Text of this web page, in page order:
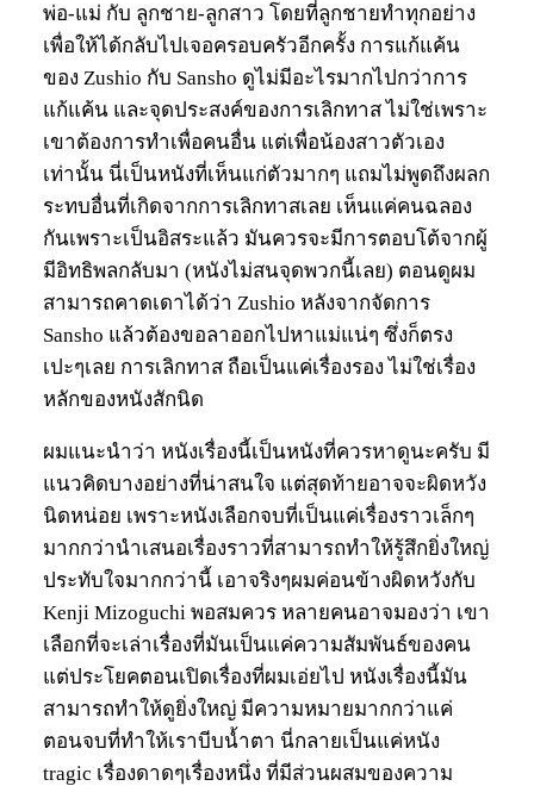
พ่อ-แม่ กับ ลูกชาย-ลูกสาว โดยที่ลูกชายทำทุกอย่าง
เพื่อให้ได้กลับไปเจอครอบครัวอีกครั้ง การแก้แค้น
ของ Zushio กับ Sansho ดูไม่มีอะไรมากไปกว่าการ
แก้แค้น และจุดประสงค์ของการเลิกทาส ไม่ใช่เพราะ
เขาต้องการทำเพื่อคนอื่น แต่เพื่อน้องสาวตัวเอง
เท่านั้น นี่เป็นหนังที่เห็นแก่ตัวมากๆ แถมไม่พูดถึงผลก
ระทบอื่นที่เกิดจากการเลิกทาสเลย เห็นแค่คนฉลอง
กันเพราะเป็นอิสระแล้ว มันควรจะมีการตอบโต้จากผู้
มีอิทธิพลกลับมา (หนังไม่สนจุดพวกนี้เลย) ตอนดูผม
สามารถคาดเดาได้ว่า Zushio หลังจากจัดการ
Sansho แล้วต้องขอลาออกไปหาแม่แน่ๆ ซึ่งก็ตรง
เปะๆเลย การเลิกทาส ถือเป็นแค่เรื่องรอง ไม่ใช่เรื่อง
หลักของหนังสักนิด
ผมแนะนำว่า หนังเรื่องนี้เป็นหนังที่ควรหาดูนะครับ มี
แนวคิดบางอย่างที่น่าสนใจ แต่สุดท้ายอาจจะผิดหวัง
นิดหน่อย เพราะหนังเลือกจบที่เป็นแค่เรื่องราวเล็กๆ
มากกว่านำเสนอเรื่องราวที่สามารถทำให้รู้สึกยิ่งใหญ่
ประทับใจมากกว่านี้ เอาจริงๆผมค่อนข้างผิดหวังกับ
Kenji Mizoguchi พอสมควร หลายคนอาจมองว่า เขา
เลือกที่จะเล่าเรื่องที่มันเป็นแค่ความสัมพันธ์ของคน
แต่ประโยคตอนเปิดเรื่องที่ผมเอ่ยไป หนังเรื่องนี้มัน
สามารถทำให้ดูยิ่งใหญ่ มีความหมายมากกว่าแค่
ตอนจบที่ทำให้เราบีบน้ำตา นี่กลายเป็นแค่หนัง
tragic เรื่องดาดๆเรื่องหนึ่ง ที่มีส่วนผสมของความ